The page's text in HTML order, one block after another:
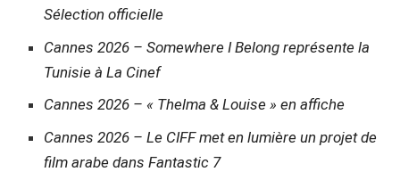
Sélection officielle
Cannes 2026 – Somewhere I Belong représente la
Tunisie à La Cinef
Cannes 2026 – « Thelma & Louise » en affiche
Cannes 2026 – Le CIFF met en lumière un projet de
film arabe dans Fantastic 7